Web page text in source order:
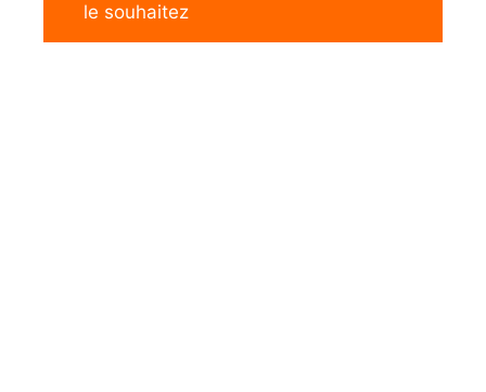
le souhaitez